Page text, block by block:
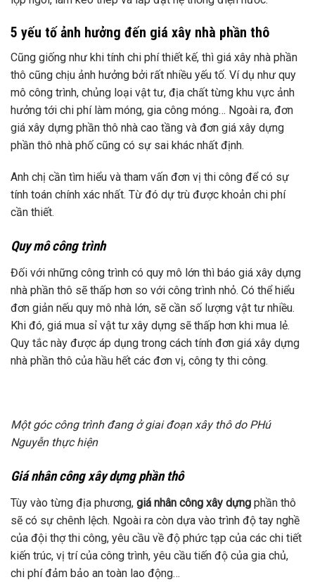
5 yếu tố ảnh hưởng đến giá xây nhà phần thô
Cũng giống như khi tính chi phí thiết kế, thì giá xây nhà phần
thô cũng chịu ảnh hưởng bởi rất nhiều yếu tố. Ví dụ như quy
mô công trình, chủng loại vật tư, địa chất từng khu vực ảnh
hưởng tới chi phí làm móng, gia công móng… Ngoài ra, đơn
giá xây dựng phần thô nhà cao tầng và đơn giá xây dựng
phần thô nhà phố cũng có sự sai khác nhất định.
Anh chị cần tìm hiểu và tham vấn đơn vị thi công để có sự
tính toán chính xác nhất. Từ đó dự trù được khoản chi phí
cần thiết.
Quy mô công trình
Đối với những công trình có quy mô lớn thì báo giá xây dựng
nhà phần thô sẽ thấp hơn so với công trình nhỏ. Có thể hiểu
đơn giản nếu quy mô nhà lớn, sẽ cần số lượng vật tư nhiều.
Khi đó, giá mua sỉ vật tư xây dựng sẽ thấp hơn khi mua lẻ.
Quy tắc này được áp dụng trong cách tính đơn giá xây dựng
nhà phần thô của hầu hết các đơn vị, công ty thi công.
Một góc công trình đang ở giai đoạn xây thô do PHú
Nguyễn thực hiện
Giá nhân công xây dựng phần thô
Tùy vào từng địa phương, giá nhân công xây dựng phần thô
sẽ có sự chênh lệch. Ngoài ra còn dựa vào trình độ tay nghề
của đội thợ thi công, yêu cầu về độ phức tạp của các chi tiết
kiến trúc, vị trí của công trình, yêu cầu tiến độ của gia chủ,
chi phí đảm bảo an toàn lao động…